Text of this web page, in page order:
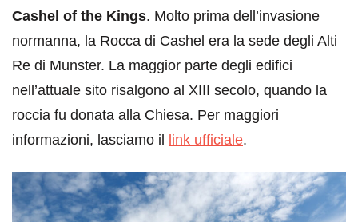
Cashel of the Kings. Molto prima dell’invasione
normanna, la Rocca di Cashel era la sede degli Alti
Re di Munster. La maggior parte degli edifici
nell’attuale sito risalgono al XIII secolo, quando la
roccia fu donata alla Chiesa. Per maggiori
informazioni, lasciamo il link ufficiale.